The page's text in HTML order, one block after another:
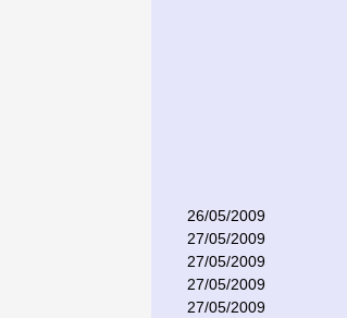
26/05/2009
27/05/2009
27/05/2009
27/05/2009
27/05/2009